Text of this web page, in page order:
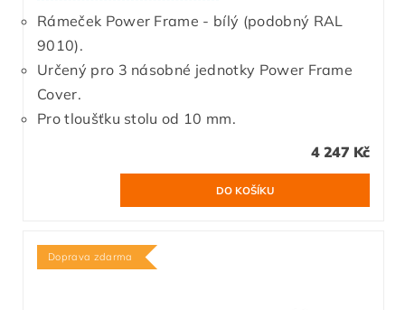
Rámeček Power Frame - bílý (podobný RAL
9010).
Určený pro 3 násobné jednotky Power Frame
Cover.
Pro tloušťku stolu od 10 mm.
4 247 Kč
Doprava zdarma